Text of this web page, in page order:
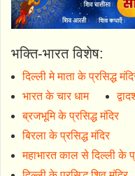
भक्ति-भारत विशेष:
दिल्ली मे माता के प्रसिद्ध
भारत के चार धाम
ब्रजभूमि के प्रसिद्ध मंदिर
बिरला के प्रसिद्ध मंदिर
महाभारत काल से दिल्ली के